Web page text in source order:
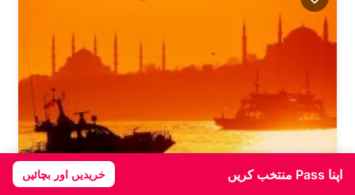
اپنا Pass منتخب کریں خریدیں اور بچائیں